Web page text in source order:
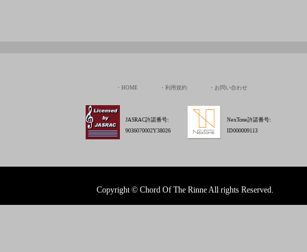
HOME 利用規約 お問い合わせ
JASRAC許諾番号:
9036070002Y38026
NexTone許諾番号:
ID000009113
Copyright © Chord Of The Rinne All rights Reserved.